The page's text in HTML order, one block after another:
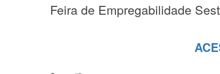
Feira de Empregabilidade